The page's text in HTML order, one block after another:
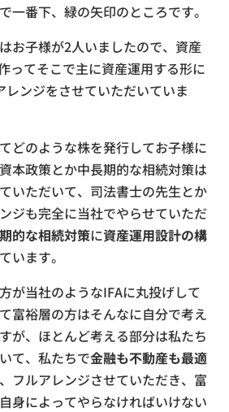
で一番下、緑の矢印のところです。
お子様が2人いましたので、資産
ってそこで主に資産運用する形に
レンジをさせていただいていま
どのような株を発行してお子様に
本政策とか中長期的な相続対策は
いただいて、司法書士の先生とか
ジも完全に当社でやらせていただ
的な相続対策に資産運用設計の構
います。
が当社のようなIFAに丸投げして
富裕層の方はそんなに自分で考え
が、ほとんど考える部分は私たち
て、私たちで金融も不動産も最適
フルアレンジさせていただき、富
身によってやらなければいけない